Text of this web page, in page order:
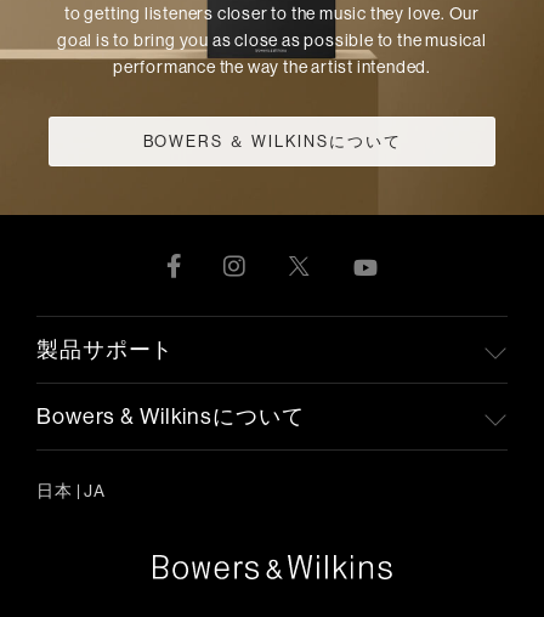
to getting listeners closer to the music they love. Our
goal is to bring you as close as possible to the musical
performance the way the artist intended.
BOWERS ＆ WILKINSについて
製品サポート
Bowers & Wilkinsについて
日本 | JA